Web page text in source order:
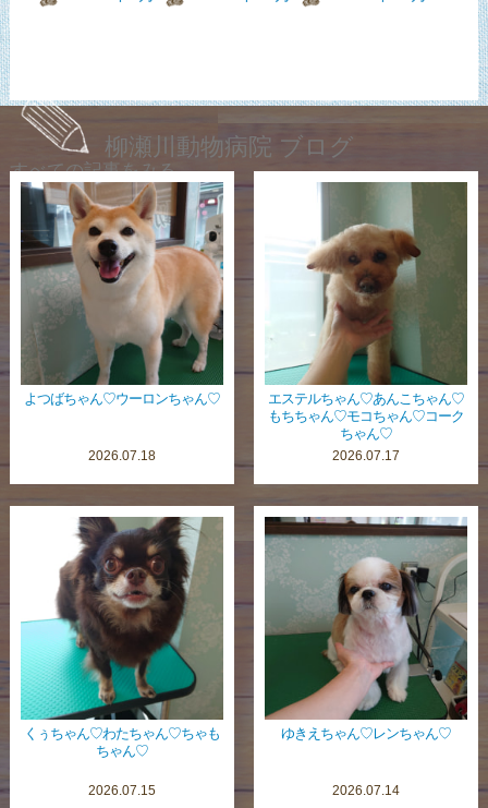
柳瀬川動物病院 ブログ
すべての記事をみる
よつばちゃん♡ウーロンちゃん♡
2026.07.18
エステルちゃん♡あんこちゃん♡
もちちゃん♡モコちゃん♡コーク
ちゃん♡
2026.07.17
くぅちゃん♡わたちゃん♡ちゃも
ちゃん♡
2026.07.15
ゆきえちゃん♡レンちゃん♡
2026.07.14